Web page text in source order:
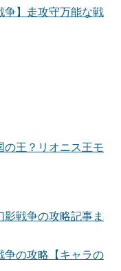
争】走攻守万能な戦
の王？リオニス王モ
影戦争の攻略記事ま
争の攻略【キャラの